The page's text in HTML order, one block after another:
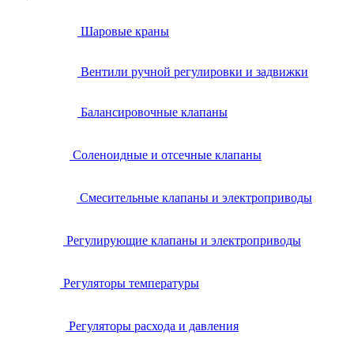
Шаровые краны
Вентили ручной регулировки и задвижки
Балансировочные клапаны
Соленоидные и отсечные клапаны
Смесительные клапаны и электроприводы
Регулирующие клапаны и электроприводы
Регуляторы температуры
Регуляторы расхода и давления